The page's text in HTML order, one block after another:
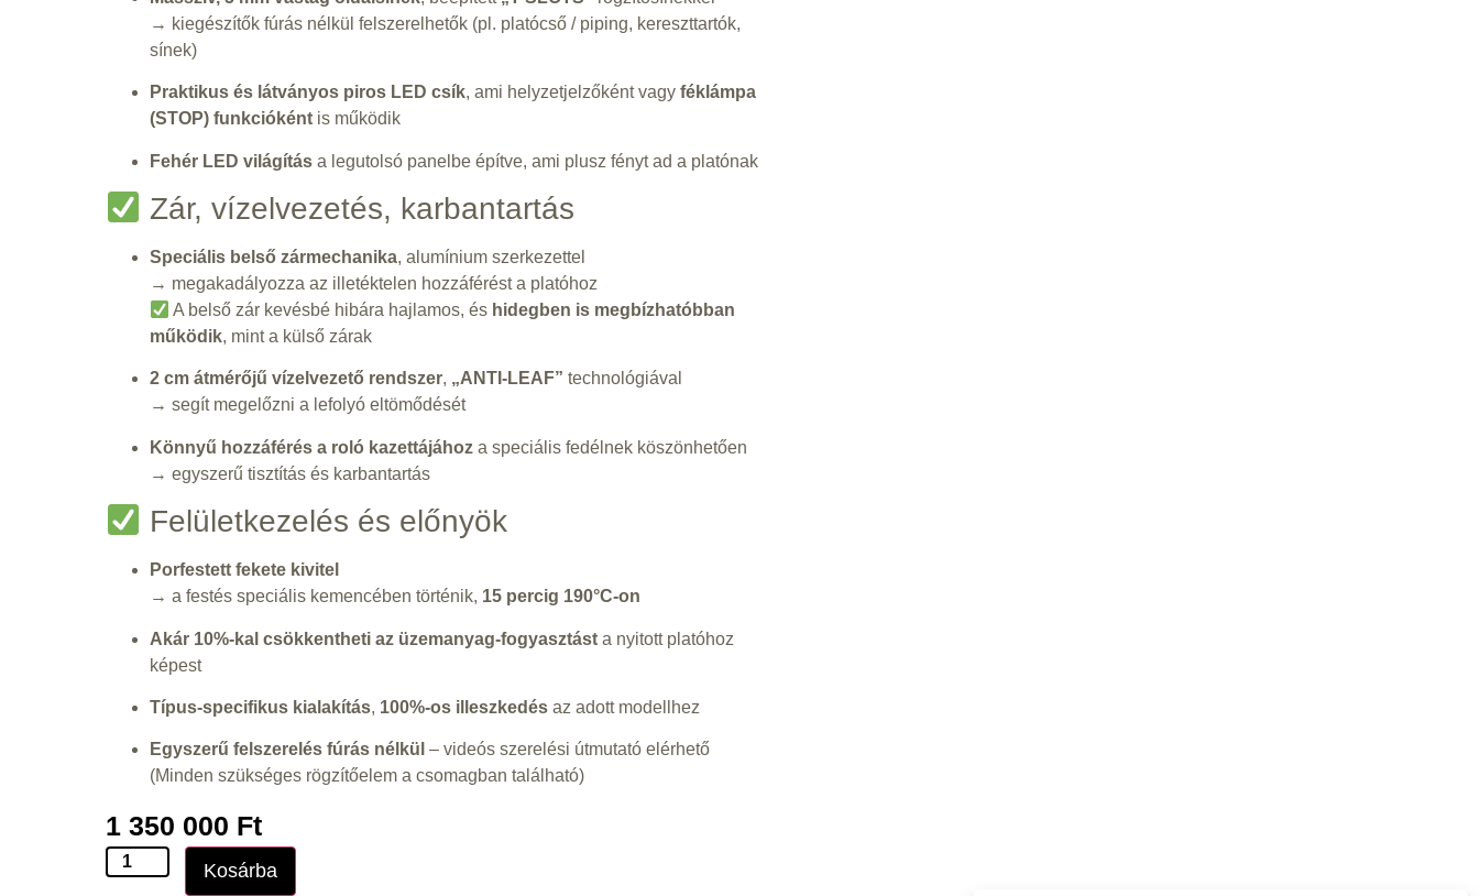
→ kiegészítők fúrás nélkül felszerelhetők (pl. platócső / piping, kereszttartók,
sínek)
Praktikus és látványos piros LED csík, ami helyzetjelzőként vagy féklámpa
(STOP) funkcióként is működik
Fehér LED világítás a legutolsó panelbe építve, ami plusz fényt ad a platónak
Zár, vízelvezetés, karbantartás
Speciális belső zármechanika, alumínium szerkezettel
→ megakadályozza az illetéktelen hozzáférést a platóhoz
A belső zár kevésbé hibára hajlamos, és hidegben is megbízhatóbban
működik, mint a külső zárak
2 cm átmérőjű vízelvezető rendszer, „ANTI-LEAF” technológiával
→ segít megelőzni a lefolyó eltömődését
Könnyű hozzáférés a roló kazettájához a speciális fedélnek köszönhetően
→ egyszerű tisztítás és karbantartás
Felületkezelés és előnyök
Porfestett fekete kivitel
→ a festés speciális kemencében történik, 15 percig 190°C-on
Akár 10%-kal csökkentheti az üzemanyag-fogyasztást a nyitott platóhoz
képest
Típus-specifikus kialakítás, 100%-os illeszkedés az adott modellhez
Egyszerű felszerelés fúrás nélkül – videós szerelési útmutató elérhető
(Minden szükséges rögzítőelem a csomagban található)
1 350 000 Ft
Kosárba